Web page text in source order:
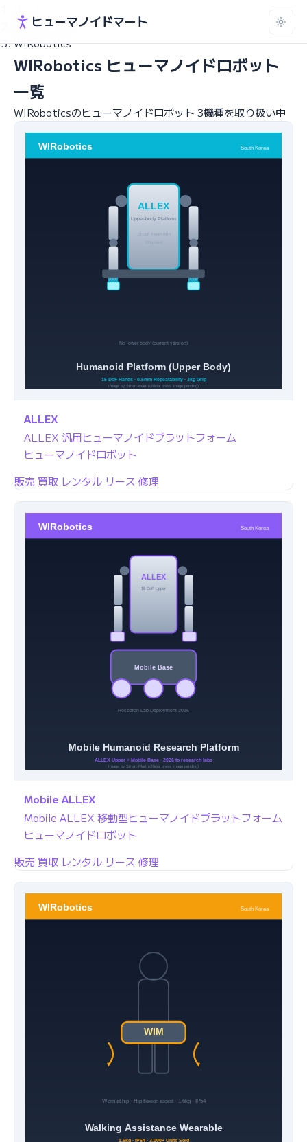
ヒューマノイドマート
ロボット一覧
WIRobotics
WIRobotics ヒューマノイドロボット
一覧
WIRoboticsのヒューマノイドロボット 3機種を取り扱い中
ALLEX
ALLEX 汎用ヒューマノイドプラットフォーム
ヒューマノイドロボット
販売 買取 レンタル リース 修理
Mobile ALLEX
Mobile ALLEX 移動型ヒューマノイドプラットフォーム
ヒューマノイドロボット
販売 買取 レンタル リース 修理